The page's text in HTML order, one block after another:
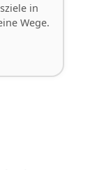
in
Wege.